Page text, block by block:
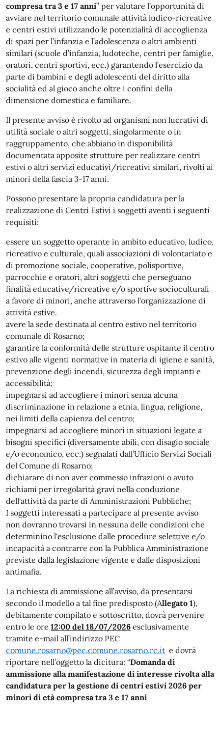
compresa tra 3 e 17 anni” per valutare l’opportunità di
avviare nel territorio comunale attività ludico-ricreative
e centri estivi utilizzando le potenzialità di accoglienza
di spazi per l’infanzia e l’adolescenza o altri ambienti
similari (scuole d’infanzia, ludoteche, centri per famiglie,
oratori, centri sportivi, ecc.) garantendo l’esercizio da
parte di bambini e degli adolescenti del diritto alla
socialità ed al gioco anche oltre i confini della
dimensione domestica e familiare.
Il presente avviso è rivolto ad organismi non lucrativi di
utilità sociale o altri soggetti, singolarmente o in
raggruppamento, che abbiano in disponibilità
documentata apposite strutture per realizzare centri
estivi o altri servizi educativi/ricreativi similari, rivolti ai
minori della fascia 3-17 anni.
Possono presentare la propria candidatura per la
realizzazione di Centri Estivi i soggetti aventi i seguenti
requisiti:
essere un soggetto operante in ambito educativo, ludico,
ricreativo e culturale, quali associazioni di volontariato e
di promozione sociale, cooperative, polisportive,
parrocchie e oratori, altri soggetti che perseguano
finalità educative/ricreative e/o sportive socioculturali
a favore di minori, anche attraverso l'organizzazione di
attività estive.
avere la sede destinata al centro estivo nel territorio
comunale di Rosarno;
garantire la conformità delle strutture ospitante il centro
estivo alle vigenti normative in materia di igiene e sanità,
prevenzione degli incendi, sicurezza degli impianti e
accessibilità;
impegnarsi ad accogliere i minori senza alcuna
discriminazione in relazione a etnia, lingua, religione,
nei limiti della capienza del centro;
impegnarsi ad accogliere minori in situazioni legate a
bisogni specifici (diversamente abili, con disagio sociale
e/o economico, ecc.) segnalati dall’Ufficio Servizi Sociali
del Comune di Rosarno;
dichiarare di non aver commesso infrazioni o avuto
richiami per irregolarità gravi nella conduzione
dell'attività da parte di Amministrazioni Pubbliche;
I soggetti interessati a partecipare al presente avviso
non dovranno trovarsi in nessuna delle condizioni che
determinino l'esclusione dalle procedure selettive e/o
incapacità a contrarre con la Pubblica Amministrazione
previste dalla legislazione vigente e dalle disposizioni
antimafia.
La richiesta di ammissione all’avviso, da presentarsi
secondo il modello a tal fine predisposto (Allegato 1),
debitamente compilato e sottoscritto, dovrà pervenire
entro le ore 12:00 del 18/07/2026 esclusivamente
tramite e-mail all’indirizzo PEC
comune.rosarno@pec.comune.rosarno.rc.it e dovrà
riportare nell’oggetto la dicitura: “Domanda di
ammissione alla manifestazione di interesse rivolta alla
candidatura per la gestione di centri estivi 2026 per
minori di età compresa tra 3 e 17 anni